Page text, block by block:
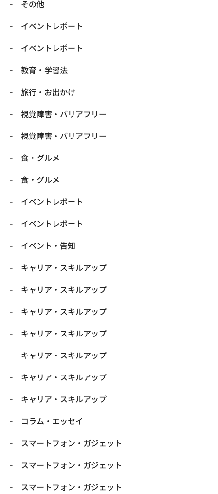
​その他
​イベントレポート
​イベントレポート
​教育・学習法
​旅行・お出かけ
​視覚障害・バリアフリー
​視覚障害・バリアフリー
​食・グルメ
​食・グルメ
イベントレポート
イベントレポート
イベント・告知
キャリア・スキルアップ
キャリア・スキルアップ
キャリア・スキルアップ
キャリア・スキルアップ
キャリア・スキルアップ
キャリア・スキルアップ
キャリア・スキルアップ
コラム・エッセイ
スマートフォン・ガジェット
スマートフォン・ガジェット
スマートフォン・ガジェット